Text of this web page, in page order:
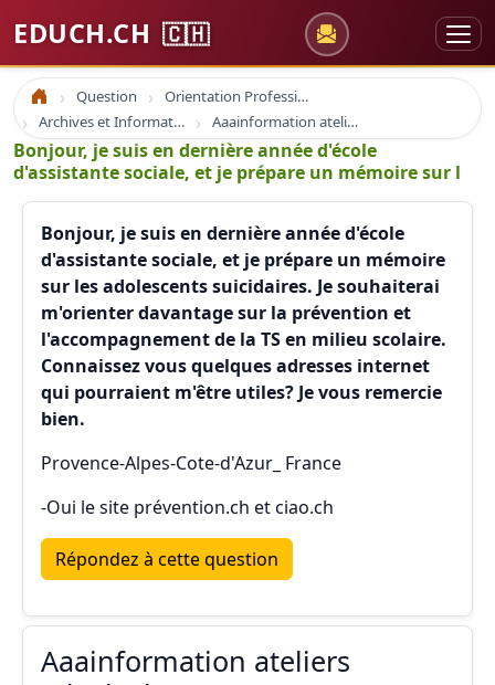
EDUCH.CH 🇨🇭
Accueil Question
Orientation Professionnelle
Archives et Informations Educh.ch
Aaainformation ateliers educh.ch
Bonjour, je suis en dernière année d'école
d'assistante sociale, et je prépare un mémoire sur l
Bonjour, je suis en dernière année d'école
d'assistante sociale, et je prépare un mémoire
sur les adolescents suicidaires. Je souhaiterai
m'orienter davantage sur la prévention et
l'accompagnement de la TS en milieu scolaire.
Connaissez vous quelques adresses internet
qui pourraient m'être utiles? Je vous remercie
bien.
Provence-Alpes-Cote-d'Azur_ France
-Oui le site prévention.ch et ciao.ch
Répondez à cette question
Aaainformation ateliers